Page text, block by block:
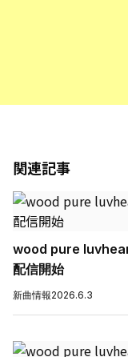
関連記事
wood pure
配信開始
新曲情報2026.6.3